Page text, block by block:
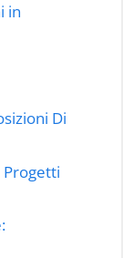
in
Di
Progetti